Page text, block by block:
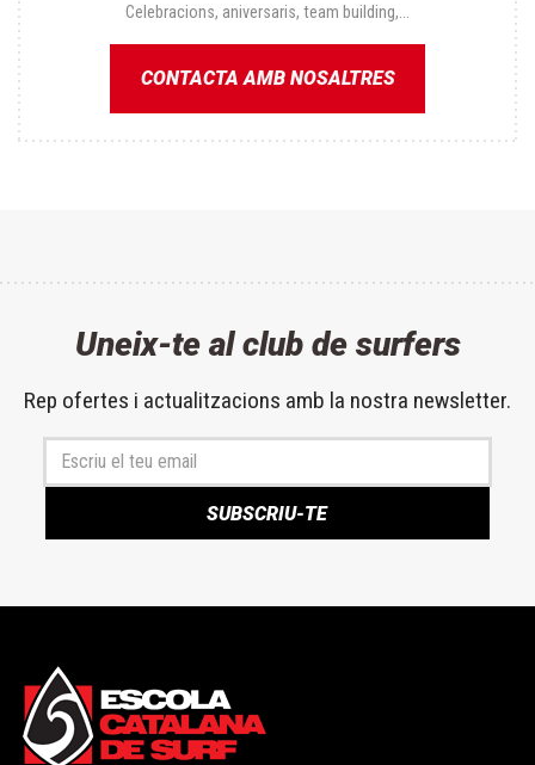
Celebracions, aniversaris, team building,...
CONTACTA AMB NOSALTRES
Uneix-te al club de surfers
Rep ofertes i actualitzacions amb la nostra newsletter.